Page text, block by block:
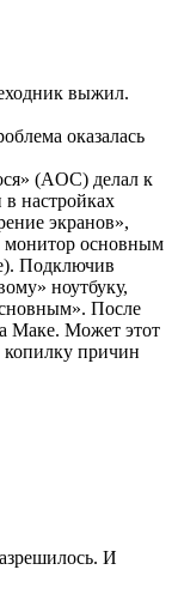
выжил.
оказалась
(AOC) делал к
в настройках
экранов»,
монитор основным
Подключив
ноутбуку,
После
Маке. Может этот
копилку причин
И